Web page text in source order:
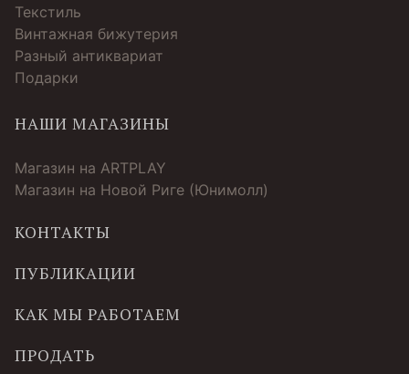
Текстиль
Винтажная бижутерия
Разный антиквариат
Подарки
НАШИ МАГАЗИНЫ
Магазин на ARTPLAY
Магазин на Новой Риге (Юнимолл)
КОНТАКТЫ
ПУБЛИКАЦИИ
КАК МЫ РАБОТАЕМ
ПРОДАТЬ